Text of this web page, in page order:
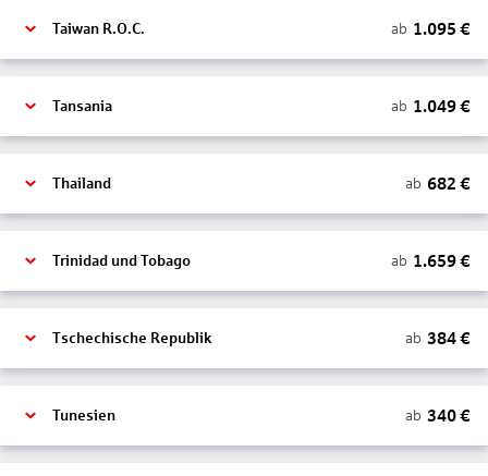
Taiwan R.O.C. ab 1.095 €
Tansania ab 1.049€
Thailand ab 682 €
Trinidad und Tobago ab 1.659€
Tschechische Republik ab 384€
Tunesien ab 340€